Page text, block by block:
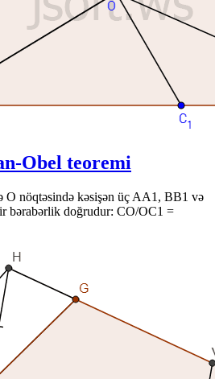
Obel teoremi
O nöqtəsində kəsişən üç AA1, BB1 və
bərabərlik doğrudur: CO/OC1 =